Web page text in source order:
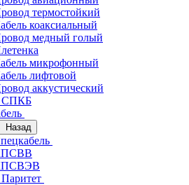
термостойкий
коаксиальный
медный голый
микрофонный
лифтовой
аккустический
СПКБ
Назад